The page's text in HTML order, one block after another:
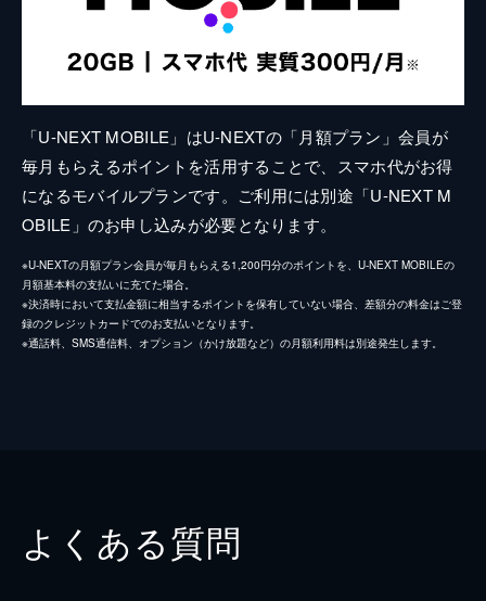
「U-NEXT MOBILE」はU-NEXTの「月額プラン」会員が
毎月もらえるポイントを活用することで、スマホ代がお得
になるモバイルプランです。ご利用には別途「U-NEXT M
OBILE」のお申し込みが必要となります。
※U-NEXTの月額プラン会員が毎月もらえる1,200円分のポイントを、U-NEXT MOBILEの
月額基本料の支払いに充てた場合。
※決済時において支払金額に相当するポイントを保有していない場合、差額分の料金はご登
録のクレジットカードでのお支払いとなります。
※通話料、SMS通信料、オプション（かけ放題など）の月額利用料は別途発生します。
よくある質問